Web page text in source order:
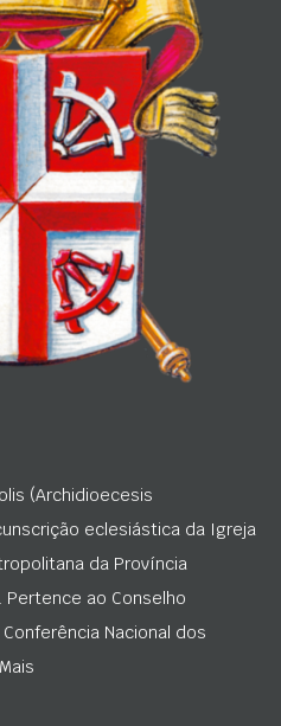
(Archidioecesis
eclesiástica da Igreja
da Província
Pertence ao Conselho
Nacional dos